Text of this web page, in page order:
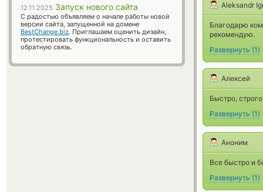
Aleksandr
Благодарю
рекомендую.
Развернуть (1)
Алексей
Быстро,
Развернуть (1)
Аноним
Все быстро и
Развернуть (1)
12.11.2025 Запуск нового сайта
С радостью объявляем о начале работы новой
версии сайта, запущенной на домене
BestChange.biz. Приглашаем оценить дизайн,
протестировать функциональность и оставить
обратную связь.